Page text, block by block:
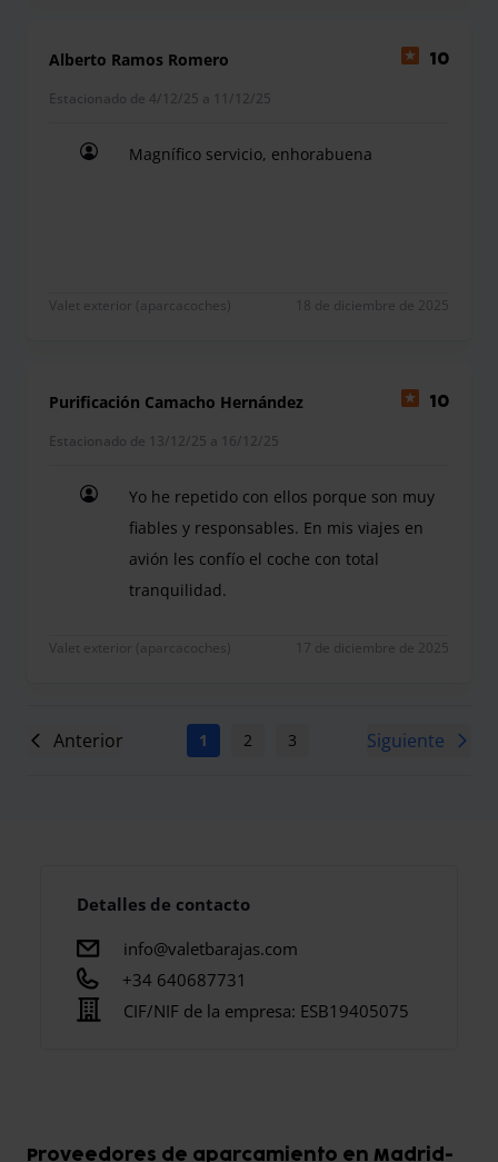
Alberto Ramos Romero 10
Estacionado de 4/12/25 a 11/12/25
Magnífico servicio, enhorabuena
Valet exterior (aparcacoches) 18 de diciembre de 2025
Purificación Camacho Hernández 10
Estacionado de 13/12/25 a 16/12/25
Yo he repetido con ellos porque son muy
fiables y responsables. En mis viajes en
avión les confío el coche con total
tranquilidad.
Valet exterior (aparcacoches) 17 de diciembre de 2025
Anterior 1 2 3 5 6
Siguiente
Detalles de contacto
info@valetbarajas.com
+34 640687731
CIF/NIF de la empresa: ESB19405075
Proveedores de aparcamiento en Madrid-